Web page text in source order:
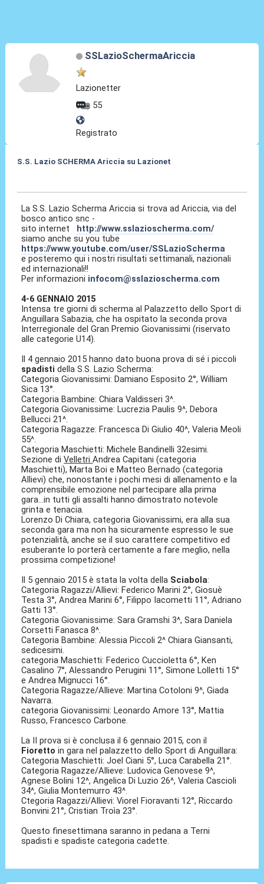
SSLazioSchermaAriccia
Lazionetter
55
Registrato
S.S. Lazio SCHERMA Ariccia su Lazionet
La S.S. Lazio Scherma Ariccia si trova ad Ariccia, via del
bosco antico snc -
sito internet http://www.sslazioscherma.com/
siamo anche su you tube
https://www.youtube.com/user/SSLazioScherma
e posteremo qui i nostri risultati settimanali, nazionali
ed internazionali!!
Per informazioni infocom@sslazioscherma.com
4-6 GENNAIO 2015
Intensa tre giorni di scherma al Palazzetto dello Sport di
Anguillara Sabazia, che ha ospitato la seconda prova
Interregionale del Gran Premio Giovanissimi (riservato
alle categorie U14).
Il 4 gennaio 2015 hanno dato buona prova di sé i piccoli
spadistidella S.S. Lazio Scherma:
Categoria Giovanissimi: Damiano Esposito 2°, William
Sica 13°.
Categoria Bambine: Chiara Valdisseri 3^.
Categoria Giovanissime: Lucrezia Paulis 9^, Debora
Bellucci 21^.
Categoria Ragazze: Francesca Di Giulio 40^, Valeria Meoli
55^.
Categoria Maschietti: Michele Bandinelli 32esimi.
Sezione diVelletriAndrea Capitani (categoria
Maschietti), Marta Boi e Matteo Bernado (categoria
Allievi) che, nonostante i pochi mesi di allenamento e la
comprensibile emozione nel partecipare alla prima
gara...in tutti gli assalti hanno dimostrato notevole
grinta e tenacia.
Lorenzo Di Chiara, categoria Giovanissimi, era alla sua
seconda gara ma non ha sicuramente espresso le sue
potenzialità, anche se il suo carattere competitivo ed
esuberante lo porterà certamente a fare meglio, nella
prossima competizione!
Il 5 gennaio 2015 è stata la volta della Sciabola:
Categoria Ragazzi/Allievi: Federico Marini 2°, Giosuè
Testa 3°, Andrea Marini 6°, Filippo Iacometti 11°, Adriano
Gatti 13°.
Categoria Giovanissime: Sara Gramshi 3^, Sara Daniela
Corsetti Fanasca 8^.
Categoria Bambine: Alessia Piccoli 2^ Chiara Giansanti,
sedicesimi.
categoria Maschietti: Federico Cuccioletta 6°, Ken
Casalino 7°, Alessandro Perugini 11°, Simone Lolletti 15°
e Andrea Mignucci 16°.
Categoria Ragazze/Allieve: Martina Cotoloni 9^, Giada
Navarra.
categoria Giovanissimi: Leonardo Amore 13°, Mattia
Russo, Francesco Carbone.
La II prova si è conclusa il 6 gennaio 2015, con il
Fiorettoin gara nel palazzetto dello Sport di Anguillara:
Categoria Maschietti: Joel Ciani 5°, Luca Carabella 21°.
Categoria Ragazze/Allieve: Ludovica Genovese 9^,
Agnese Bolini 12^, Angelica Di Luzio 26^, Valeria Cascioli
34^, Giulia Montemurro 43^.
Ctegoria Ragazzi/Allievi: Viorel Fioravanti 12°, Riccardo
Bonvini 21°, Cristian Troìa 23°.
Questo finesettimana saranno in pedana a Terni
spadisti e spadiste categoria cadette.